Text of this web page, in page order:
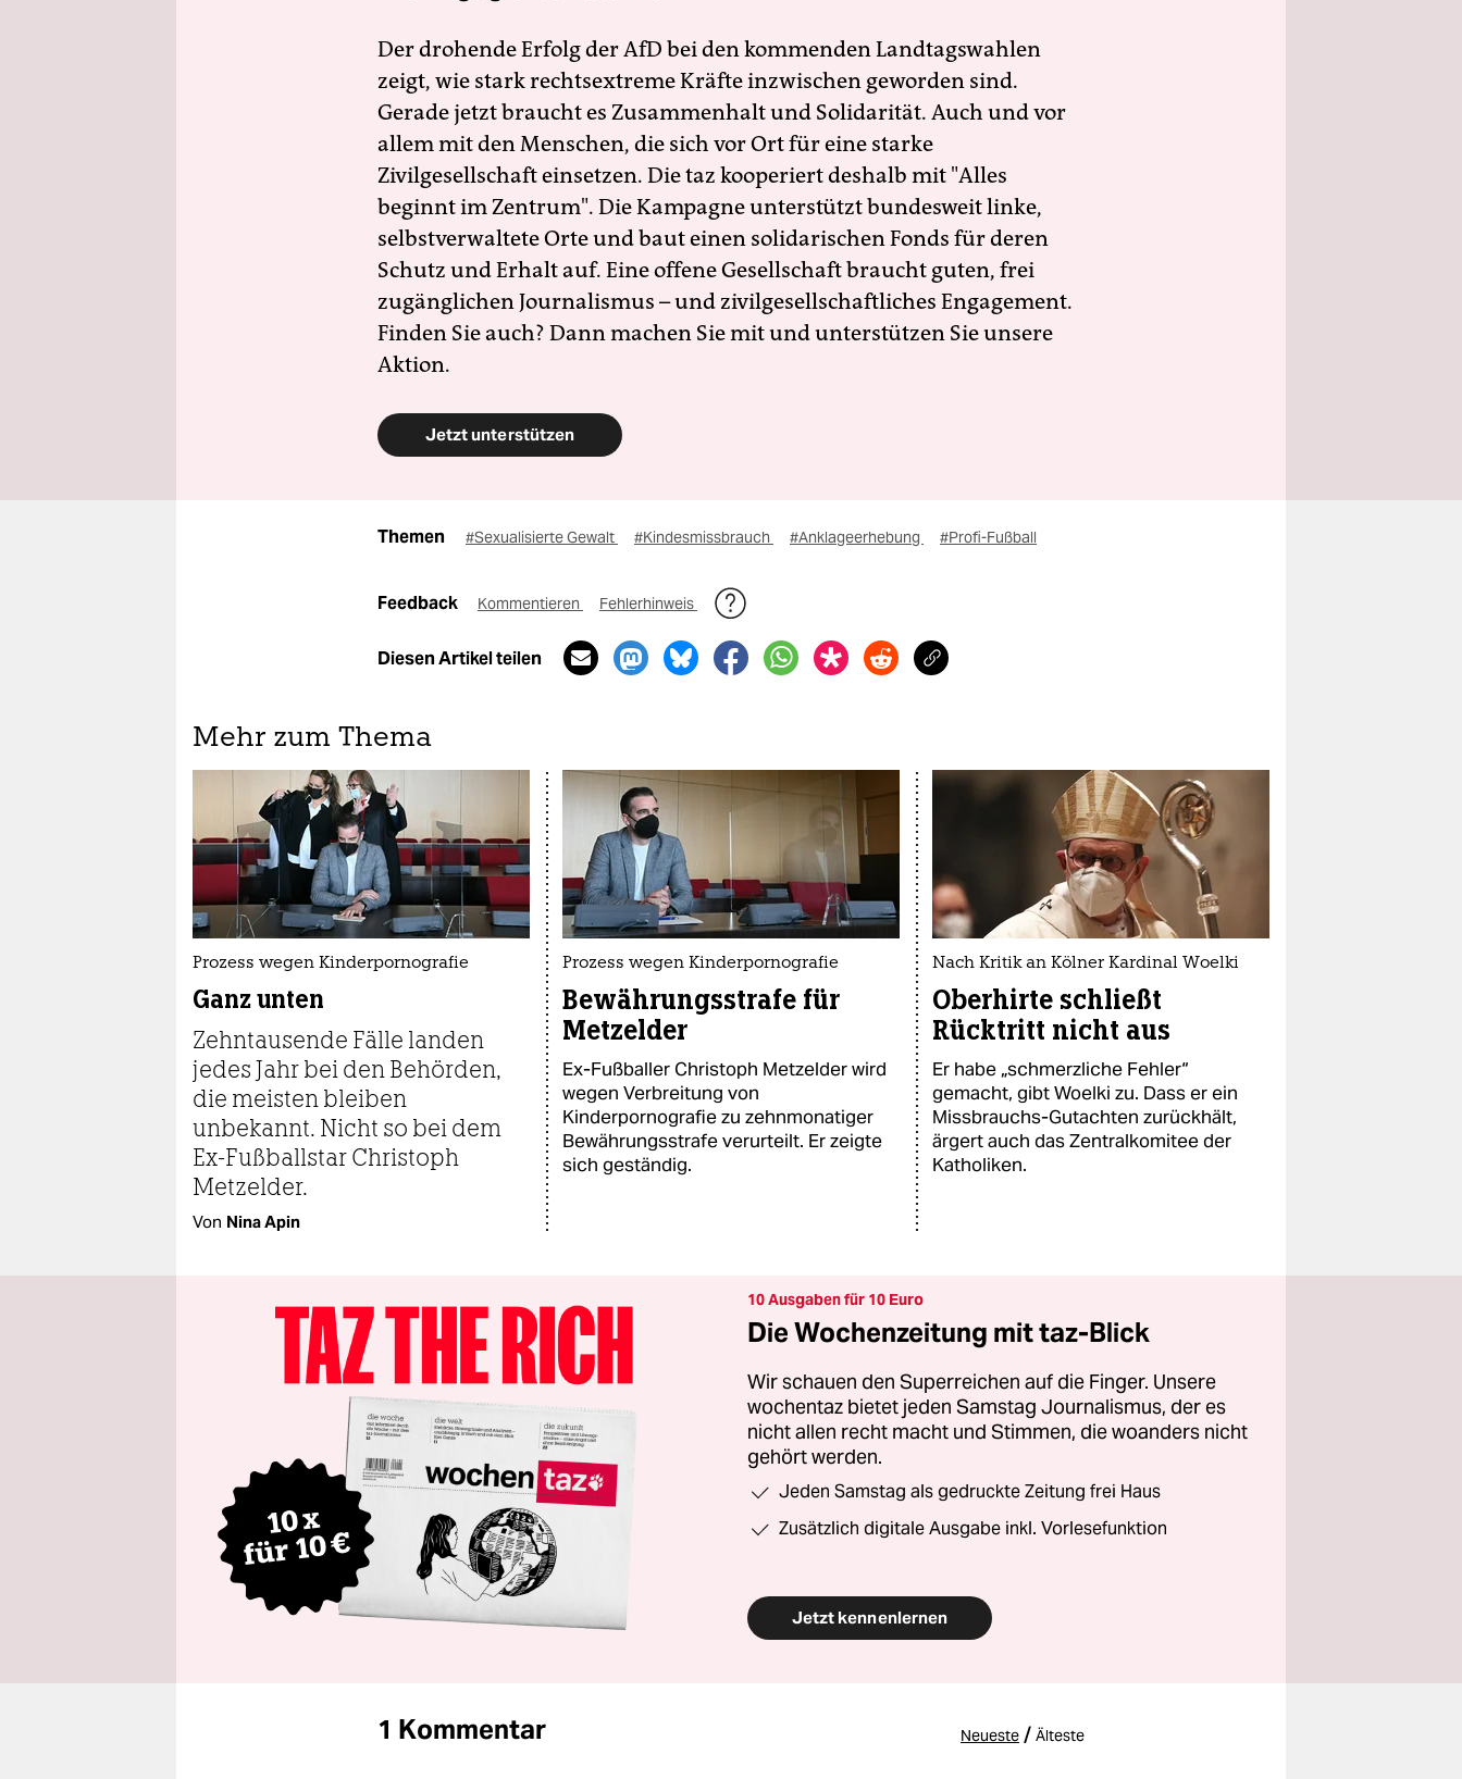
Der drohende Erfolg der AfD bei den kommenden Landtagswahlen
zeigt, wie stark rechtsextreme Kräfte inzwischen geworden sind.
Gerade jetzt braucht es Zusammenhalt und Solidarität. Auch und vor
allem mit den Menschen, die sich vor Ort für eine starke
Zivilgesellschaft einsetzen. Die taz kooperiert deshalb mit "Alles
beginnt im Zentrum". Die Kampagne unterstützt bundesweit linke,
selbstverwaltete Orte und baut einen solidarischen Fonds für deren
Schutz und Erhalt auf. Eine offene Gesellschaft braucht guten, frei
zugänglichen Journalismus – und zivilgesellschaftliches Engagement.
Finden Sie auch? Dann machen Sie mit und unterstützen Sie unsere
Aktion.
Jetzt unterstützen
Themen #Sexualisierte Gewalt #Kindesmissbrauch #Anklageerhebung #Profi-Fußball
Feedback Kommentieren Fehlerhinweis
Diesen Artikel teilen
Mehr zum Thema
Prozess wegen Kinderpornografie
Ganz unten
Zehntausende Fälle landen
jedes Jahr bei den Behörden,
die meisten bleiben
unbekannt. Nicht so bei dem
Ex-Fußballstar Christoph
Metzelder.
Von Nina Apin
Prozess wegen Kinderpornografie
Bewährungsstrafe für
Metzelder
Ex-Fußballer Christoph Metzelder wird
wegen Verbreitung von
Kinderpornografie zu zehnmonatiger
Bewährungsstrafe verurteilt. Er zeigte
sich geständig.
Nach Kritik an Kölner Kardinal Woelki
Oberhirte schließt
Rücktritt nicht aus
Er habe „schmerzliche Fehler“
gemacht, gibt Woelki zu. Dass er ein
Missbrauchs-Gutachten zurückhält,
ärgert auch das Zentralkomitee der
Katholiken.
10 Ausgaben für 10 Euro
Die Wochenzeitung mit taz-Blick
Wir schauen den Superreichen auf die Finger. Unsere
wochentaz bietet jeden Samstag Journalismus, der es
nicht allen recht macht und Stimmen, die woanders nicht
gehört werden.
Jeden Samstag als gedruckte Zeitung frei Haus
Zusätzlich digitale Ausgabe inkl. Vorlesefunktion
Jetzt kennenlernen
1 Kommentar Neueste / Älteste